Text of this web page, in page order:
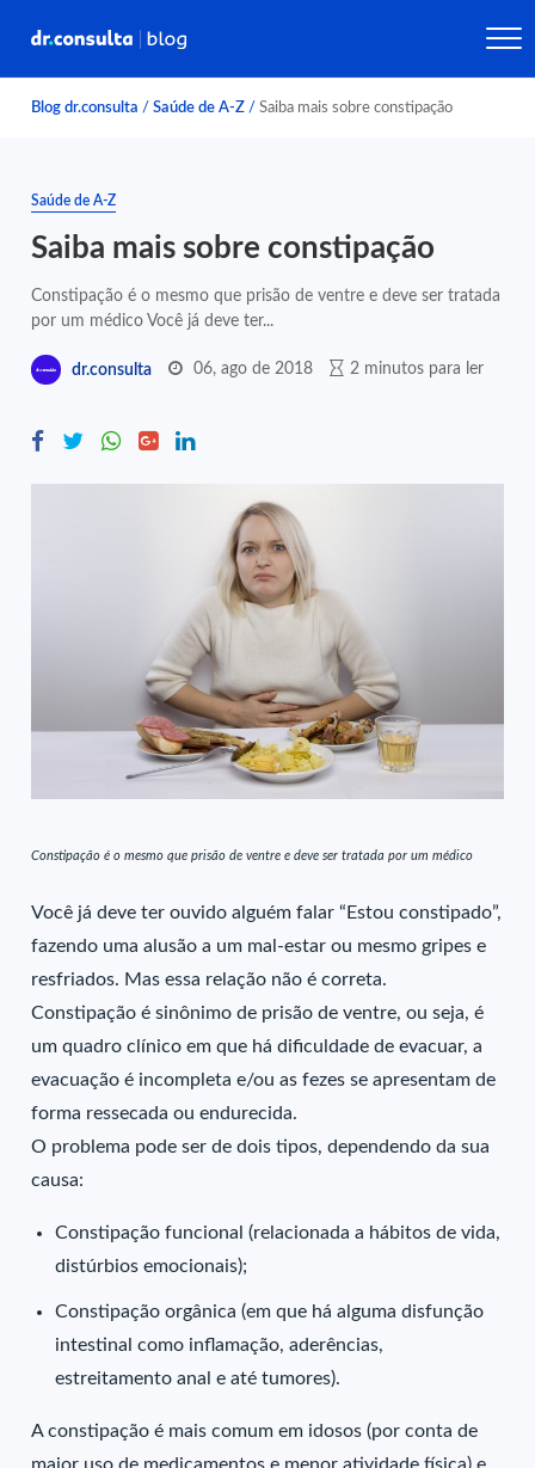
Blog dr.consulta / Saúde de A-Z / Saiba mais sobre constipação
Saúde de A-Z
Saiba mais sobre constipação
Constipação é o mesmo que prisão de ventre e deve ser tratada
por um médico Você já deve ter...
dr.consulta 06, ago de 2018 2 minutos para ler
Constipação é o mesmo que prisão de ventre e deve ser tratada por um médico
Você já deve ter ouvido alguém falar “Estou constipado”,
fazendo uma alusão a um mal-estar ou mesmo gripes e
resfriados. Mas essa relação não é correta.
Constipação é sinônimo de prisão de ventre, ou seja, é
um quadro clínico em que há dificuldade de evacuar, a
evacuação é incompleta e/ou as fezes se apresentam de
forma ressecada ou endurecida.
O problema pode ser de dois tipos, dependendo da sua
causa:
Constipação funcional (relacionada a hábitos de vida,
distúrbios emocionais);
Constipação orgânica (em que há alguma disfunção
intestinal como inflamação, aderências,
estreitamento anal e até tumores).
A constipação é mais comum em idosos (por conta de
maior uso de medicamentos e menor atividade física) e